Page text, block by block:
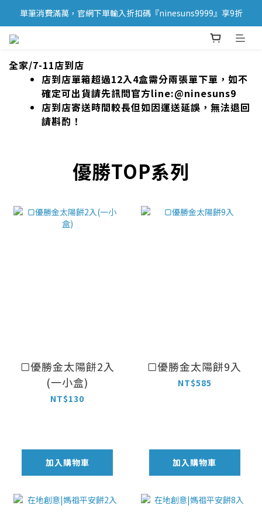
單筆消費滿萬，官網下單輸入折扣碼『ninesuns9999』享9折
全家/7-11店到店
店到店單箱超過12入4盒需分兩張單下單，如不
確定可出貨請先訊問官方line:@ninesuns9
店到店寄送時間較長但如因運送延誤，無法退回
請斟酌！
優勝TOP系列
▢優勝金太陽餅2入
(一小盒)
NT$130
加入購物車
▢優勝金太陽餅9入
NT$585
加入購物車